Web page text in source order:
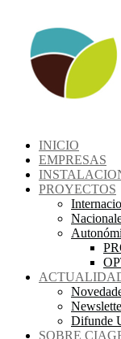
INICIO
EMPRESAS
PROYECTOS
Difunde
SOBRE